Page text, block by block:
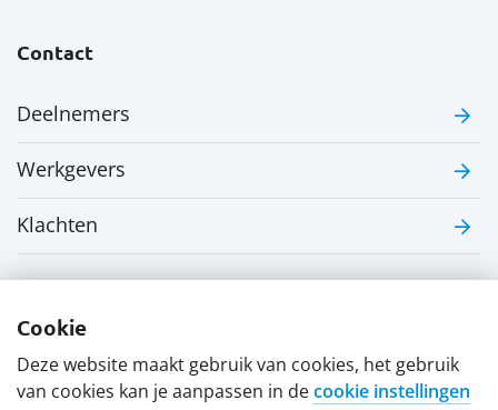
Cookie
Deze website maakt gebruik van cookies, het gebruik
van cookies kan je aanpassen in decookie instellingen
Contact
Deelnemers
Werkgevers
Klachten
Disclaimer Privacy verklaring